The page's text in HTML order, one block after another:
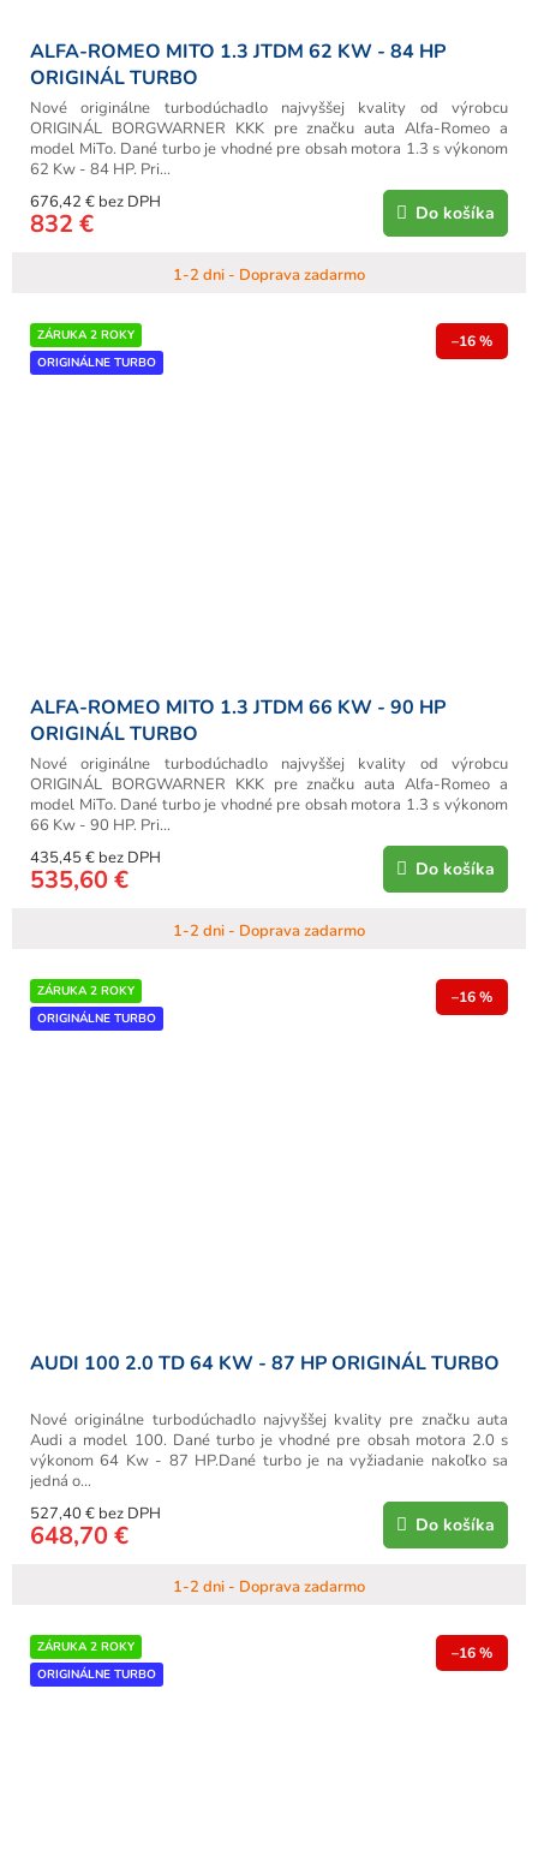
ALFA-ROMEO MITO 1.3 JTDM 62 KW - 84 HP
ORIGINÁL TURBO
1-2 dni - Doprava zadarmo
676,42 € bez DPH
832 € Do košíka
Nové originálne turbodúchadlo najvyššej kvality od výrobcu
ORIGINÁL BORGWARNER KKK pre značku auta Alfa-Romeo a
model MiTo. Dané turbo je vhodné pre obsah motora 1.3 s výkonom
62 Kw - 84 HP. Pri...
ZÁRUKA 2 ROKY
ORIGINÁLNE TURBO
–16 %
ALFA-ROMEO MITO 1.3 JTDM 66 KW - 90 HP
ORIGINÁL TURBO
1-2 dni - Doprava zadarmo
435,45 € bez DPH
535,60 € Do košíka
Nové originálne turbodúchadlo najvyššej kvality od výrobcu
ORIGINÁL BORGWARNER KKK pre značku auta Alfa-Romeo a
model MiTo. Dané turbo je vhodné pre obsah motora 1.3 s výkonom
66 Kw - 90 HP. Pri...
ZÁRUKA 2 ROKY
ORIGINÁLNE TURBO
–16 %
AUDI 100 2.0 TD 64 KW - 87 HP ORIGINÁL TURBO
1-2 dni - Doprava zadarmo
527,40 € bez DPH
648,70 € Do košíka
Nové originálne turbodúchadlo najvyššej kvality pre značku auta
Audi a model 100. Dané turbo je vhodné pre obsah motora 2.0 s
výkonom 64 Kw - 87 HP.Dané turbo je na vyžiadanie nakoľko sa
jedná o...
ZÁRUKA 2 ROKY
ORIGINÁLNE TURBO
–16 %